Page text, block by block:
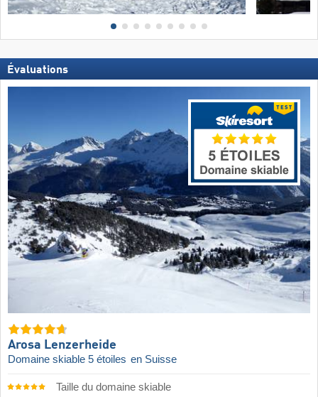
Évaluations
Arosa Lenzerheide
Domaine skiable 5 étoiles en Suisse
Taille du domaine skiable